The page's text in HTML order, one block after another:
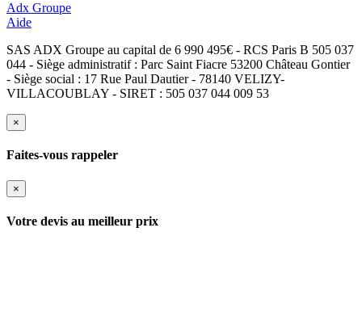
Adx Groupe
Aide
SAS ADX Groupe au capital de 6 990 495€ - RCS Paris B 505 037
044 - Siège administratif : Parc Saint Fiacre 53200 Château Gontier
- Siège social : 17 Rue Paul Dautier - 78140 VELIZY-
VILLACOUBLAY - SIRET : 505 037 044 009 53
×
Faites-vous rappeler
×
Votre devis au meilleur prix